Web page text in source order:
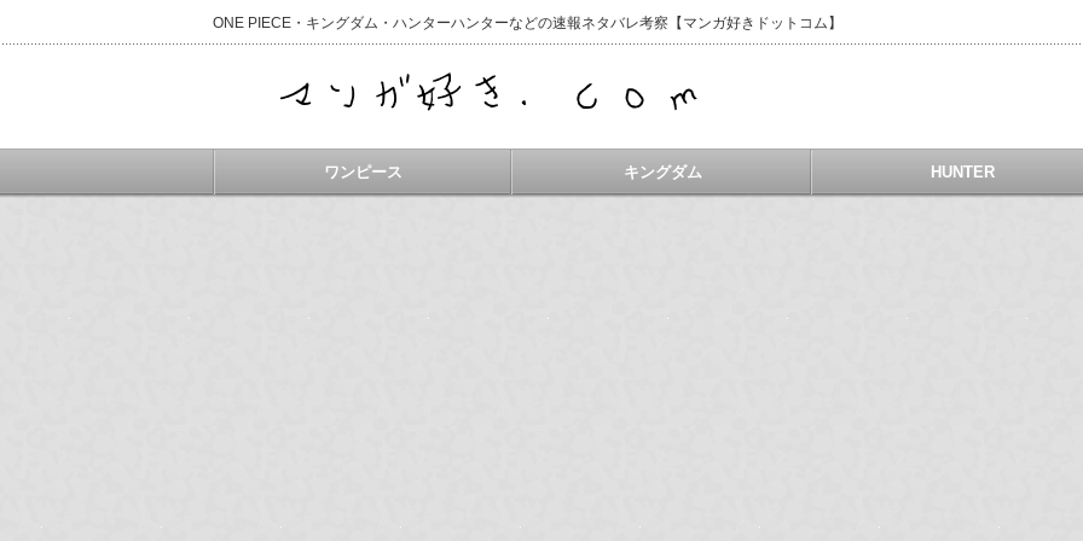
ONE PIECE・キングダム・ハンターハンターなどの速報ネタバレ考察【マンガ好きドットコム】
ワンピース キングダム HUNTER